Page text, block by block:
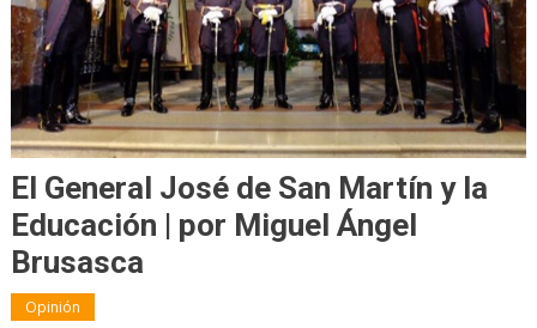
El General José de San Martín y la
Educación | por Miguel Ángel
Brusasca
Opinión